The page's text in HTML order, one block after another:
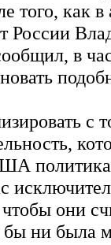
того, как
России
в
с
они
ни была